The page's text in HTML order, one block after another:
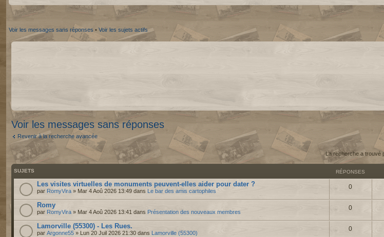
Voir les messages sans réponses • Voir les sujets actifs
Voir les messages sans réponses
Revenir à la recherche avancée
La recherche a trouvé
SUJETS RÉPONSES
Les visites virtuelles de monuments peuvent-elles aider pour dater ?
par RomyVira » Mar 4 Aoû 2026 13:49 dans Le bar des amis cartophiles
0
Romy
par RomyVira » Mar 4 Aoû 2026 13:41 dans Présentation des nouveaux membres
0
Lamorville (55300) - Les Rues.
par Argonne55 » Lun 20 Juil 2026 21:30 dans Lamorville (55300)
0